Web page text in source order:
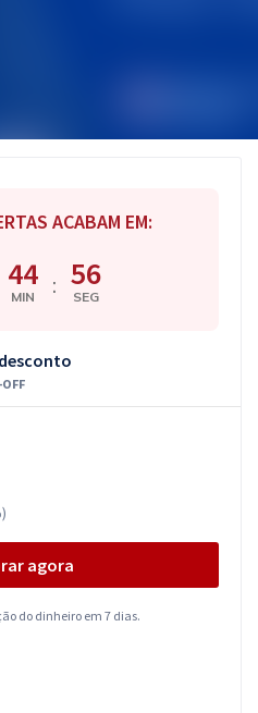
ACABAM EM:
44
MIN : 56
SEG
agora
do dinheiro em 7 dias.